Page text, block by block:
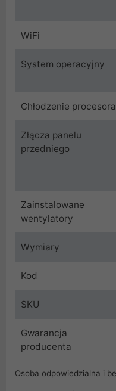
WiFi
System operacyjny
Chłodzenie procesora
Złącza panelu
przedniego
Zainstalowane
wentylatory
Wymiary
Kod
SKU
Gwarancja
producenta
Osoba odpowiedzialna i